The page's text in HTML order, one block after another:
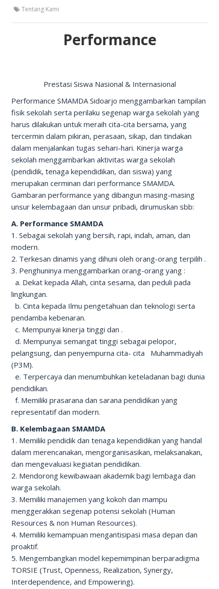
Tentang Kami
Performance
Prestasi Siswa Nasional & Internasional
Performance SMAMDA Sidoarjo menggambarkan tampilan
fisik sekolah serta perilaku segenap warga sekolah yang
harus dilakukan untuk meraih cita-cita bersama, yang
tercermin dalam pikiran, perasaan, sikap, dan tindakan
dalam menjalankan tugas sehari-hari. Kinerja warga
sekolah menggambarkan aktivitas warga sekolah
(pendidik, tenaga kependidikan, dan siswa) yang
merupakan cerminan dari performance SMAMDA.
Gambaran performance yang dibangun masing-masing
unsur kelembagaan dan unsur pribadi, dirumuskan sbb:
A. Performance SMAMDA
1. Sebagai sekolah yang bersih, rapi, indah, aman, dan
modern.
2. Terkesan dinamis yang dihuni oleh orang-orang terpilih .
3. Penghuninya menggambarkan orang-orang yang :
a. Dekat kepada Allah, cinta sesama, dan peduli pada
lingkungan.
b. Cinta kepada Ilmu pengetahuan dan teknologi serta
pendamba kebenaran.
c. Mempunyai kinerja tinggi dan .
d. Mempunyai semangat tinggi sebagai pelopor,
pelangsung, dan penyempurna cita- cita Muhammadiyah
(P3M).
e. Terpercaya dan menumbuhkan keteladanan bagi dunia
pendidikan.
f. Memiliki prasarana dan sarana pendidikan yang
representatif dan modern.
B. Kelembagaan SMAMDA
1. Memiliki pendidik dan tenaga kependidikan yang handal
dalam merencanakan, mengorganisasikan, melaksanakan,
dan mengevaluasi kegiatan pendidikan.
2. Mendorong kewibawaan akademik bagi lembaga dan
warga sekolah.
3. Memiliki manajemen yang kokoh dan mampu
menggerakkan segenap potensi sekolah (Human
Resources & non Human Resources).
4. Memiliki kemampuan mengantisipasi masa depan dan
proaktif.
5. Mengembangkan model kepemimpinan berparadigma
TORSIE (Trust, Openness, Realization, Synergy,
Interdependence, and Empowering).